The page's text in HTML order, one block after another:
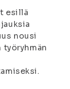
esillä
nousi
työryhmän